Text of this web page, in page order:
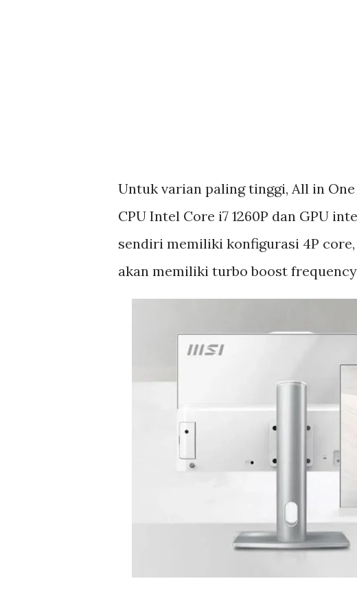
Untuk varian paling tinggi, All in
CPU Intel Core i7 1260P dan GPU
sendiri memiliki konfigurasi 4P
akan memiliki turbo boost frequency